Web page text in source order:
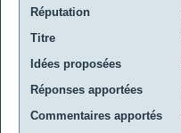
Réputation
Titre
Idées proposées
Réponses apportées
Commentaires apportés